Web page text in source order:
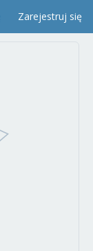
Zarejestruj się